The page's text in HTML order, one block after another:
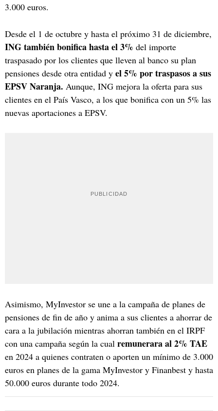
3.000 euros.
Desde el 1 de octubre y hasta el próximo 31 de diciembre,
ING también bonifica hasta el 3% del importe
traspasado por los clientes que lleven al banco su plan
pensiones desde otra entidad y el 5% por traspasos a sus
EPSV Naranja. Aunque, ING mejora la oferta para sus
clientes en el País Vasco, a los que bonifica con un 5% las
nuevas aportaciones a EPSV.
Asimismo, MyInvestor se une a la campaña de planes de
pensiones de fin de año y anima a sus clientes a ahorrar de
cara a la jubilación mientras ahorran también en el IRPF
con una campaña según la cual remunerara al 2% TAE
en 2024 a quienes contraten o aporten un mínimo de 3.000
euros en planes de la gama MyInvestor y Finanbest y hasta
50.000 euros durante todo 2024.